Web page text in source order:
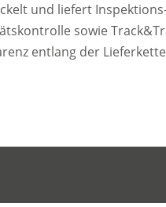
und liefert
sowie
entlang der